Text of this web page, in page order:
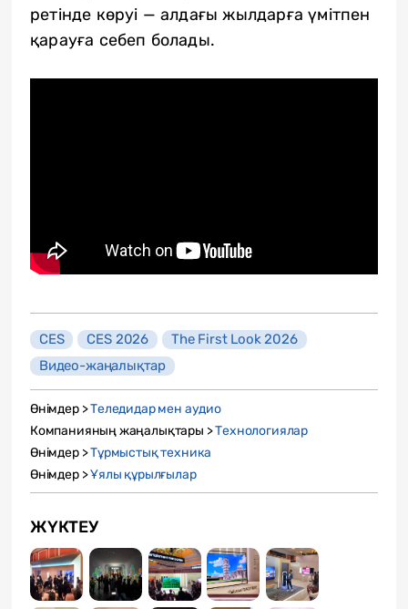
ретінде көруі — алдағы жылдарға үмітпен
қарауға себеп болады.
CES CES 2026
The First Look 2026
Видео-жаңалықтар
Өнімдер >Теледидар мен аудио
Компанияның жаңалықтары >Технологиялар
Өнімдер >Тұрмыстық техника
Өнімдер >Ұялы құрылғылар
ЖҮКТЕУ